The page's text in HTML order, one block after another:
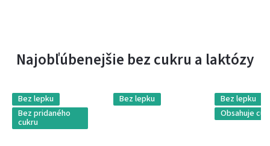
Najobľúbenejšie bez cukru a laktózy
Bez lepku
Bez pridaného
cukru
Bez lepku
Bez lepku
Obsahuje